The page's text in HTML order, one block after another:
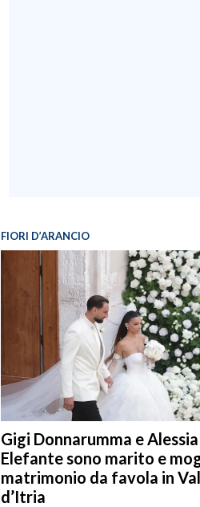
FIORI D’ARANCIO
Gigi Donnarumma e Alessia
Elefante sono marito e
matrimonio da favola in
d’Itria